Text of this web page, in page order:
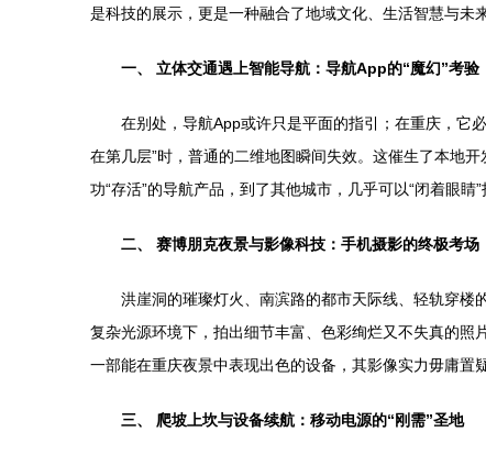
是科技的展示，更是一种融合了地域文化、生活智慧与未
一、 立体交通遇上智能导航：导航App的“魔幻”考验
在别处，导航App或许只是平面的指引；在重庆，它
在第几层”时，普通的二维地图瞬间失效。这催生了本地
功“存活”的导航产品，到了其他城市，几乎可以“闭着眼睛”
二、 赛博朋克夜景与影像科技：手机摄影的终极考场
洪崖洞的璀璨灯火、南滨路的都市天际线、轻轨穿楼
复杂光源环境下，拍出细节丰富、色彩绚烂又不失真的照
一部能在重庆夜景中表现出色的设备，其影像实力毋庸置疑
三、 爬坡上坎与设备续航：移动电源的“刚需”圣地